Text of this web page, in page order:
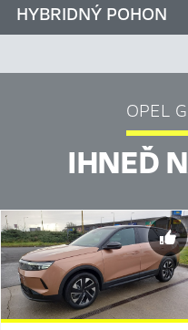
HYBRIDNÝ POHON
OPEL
IHNEĎ